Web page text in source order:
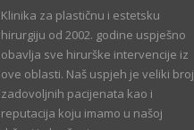
Klinika za plastičnu i estetsku
hirurgiju od 2002. godine uspješno
obavlja sve hirurške intervencije iz
ove oblasti. Naš uspjeh je veliki broj
zadovoljnih pacijenata kao i
reputacija koju imamo u našoj